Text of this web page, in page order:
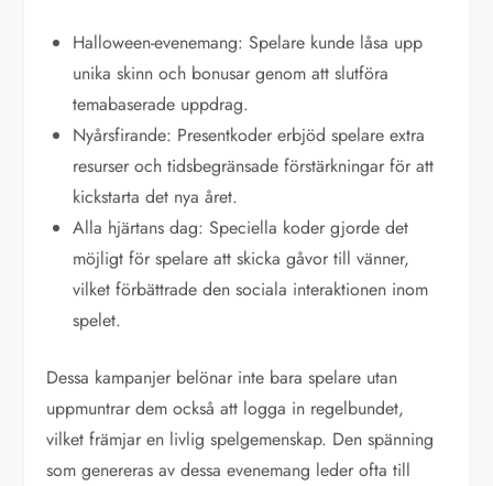
Halloween-evenemang: Spelare kunde låsa upp
unika skinn och bonusar genom att slutföra
temabaserade uppdrag.
Nyårsfirande: Presentkoder erbjöd spelare extra
resurser och tidsbegränsade förstärkningar för att
kickstarta det nya året.
Alla hjärtans dag: Speciella koder gjorde det
möjligt för spelare att skicka gåvor till vänner,
vilket förbättrade den sociala interaktionen inom
spelet.
Dessa kampanjer belönar inte bara spelare utan
uppmuntrar dem också att logga in regelbundet,
vilket främjar en livlig spelgemenskap. Den spänning
som genereras av dessa evenemang leder ofta till